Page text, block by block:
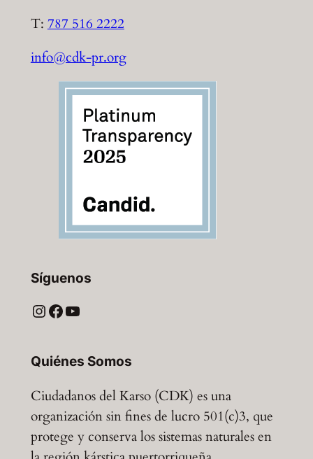
T: 787 516 2222
info@cdk-pr.org
Síguenos
Instagram Facebook YouTube
Quiénes Somos
Ciudadanos del Karso (CDK) es una
organización sin fines de lucro 501(c)3, que
protege y conserva los sistemas naturales en